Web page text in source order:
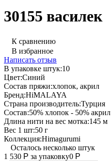
30155 василек
К сравнению
В избранное
Написать отзыв
В упаковке штук:10
Цвет:Синий
Состав пряжи:хлопок, акрил
Бренд:HiMALAYA
Страна производитель:Турция
Состав:50% хлопок - 50% акрил
Длина нити на вес мотка:145 м
Вес 1 шт:50 г
Коллекция:Himagurumi
Осталось несколько штук
1 530 Р за упаковку0 Р